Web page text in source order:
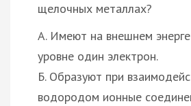
щелочных металлах?
А. Имеют на внешнем
уровне один электрон.
Б. Образуют при
водородом ионные